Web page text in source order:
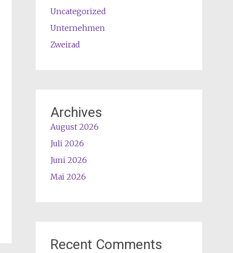
Uncategorized
Unternehmen
Zweirad
Archives
August 2026
Juli 2026
Juni 2026
Mai 2026
Recent Comments